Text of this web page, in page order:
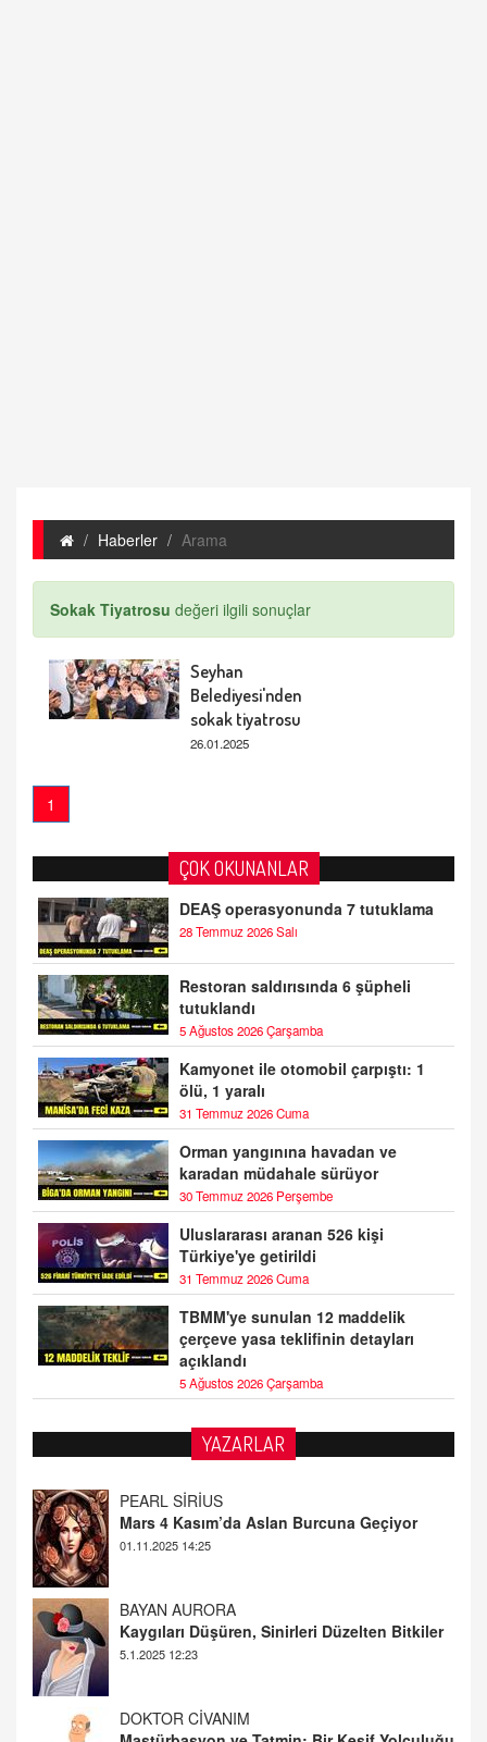
Haberler Arama
Sokak Tiyatrosu değeri ilgili sonuçlar
Seyhan
Belediyesi'nden
sokak tiyatrosu
26.01.2025
1
ÇOK OKUNANLAR
DEAŞ operasyonunda 7 tutuklama
28 Temmuz 2026 Salı
Restoran saldırısında 6 şüpheli
tutuklandı
5 Ağustos 2026 Çarşamba
Kamyonet ile otomobil çarpıştı: 1
ölü, 1 yaralı
31 Temmuz 2026 Cuma
Orman yangınına havadan ve
karadan müdahale sürüyor
30 Temmuz 2026 Perşembe
Uluslararası aranan 526 kişi
Türkiye'ye getirildi
31 Temmuz 2026 Cuma
TBMM'ye sunulan 12 maddelik
çerçeve yasa teklifinin detayları
açıklandı
5 Ağustos 2026 Çarşamba
YAZARLAR
PEARL SİRİUS
Mars 4 Kasım’da Aslan Burcuna Geçiyor
BAYAN AURORA
Kaygıları Düşüren, Sinirleri Düzelten Bitkiler
5.1.2025 12:23
DOKTOR CİVANIM
Mastürbasyon ve Tatmin: Bir Keşif Yolculuğu